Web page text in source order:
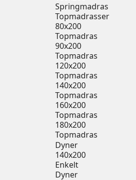
Springmadras
Topmadrasser
80x200
Topmadras
90x200
Topmadras
120x200
Topmadras
140x200
Topmadras
160x200
Topmadras
180x200
Topmadras
Dyner
140x200
Enkelt
Dyner